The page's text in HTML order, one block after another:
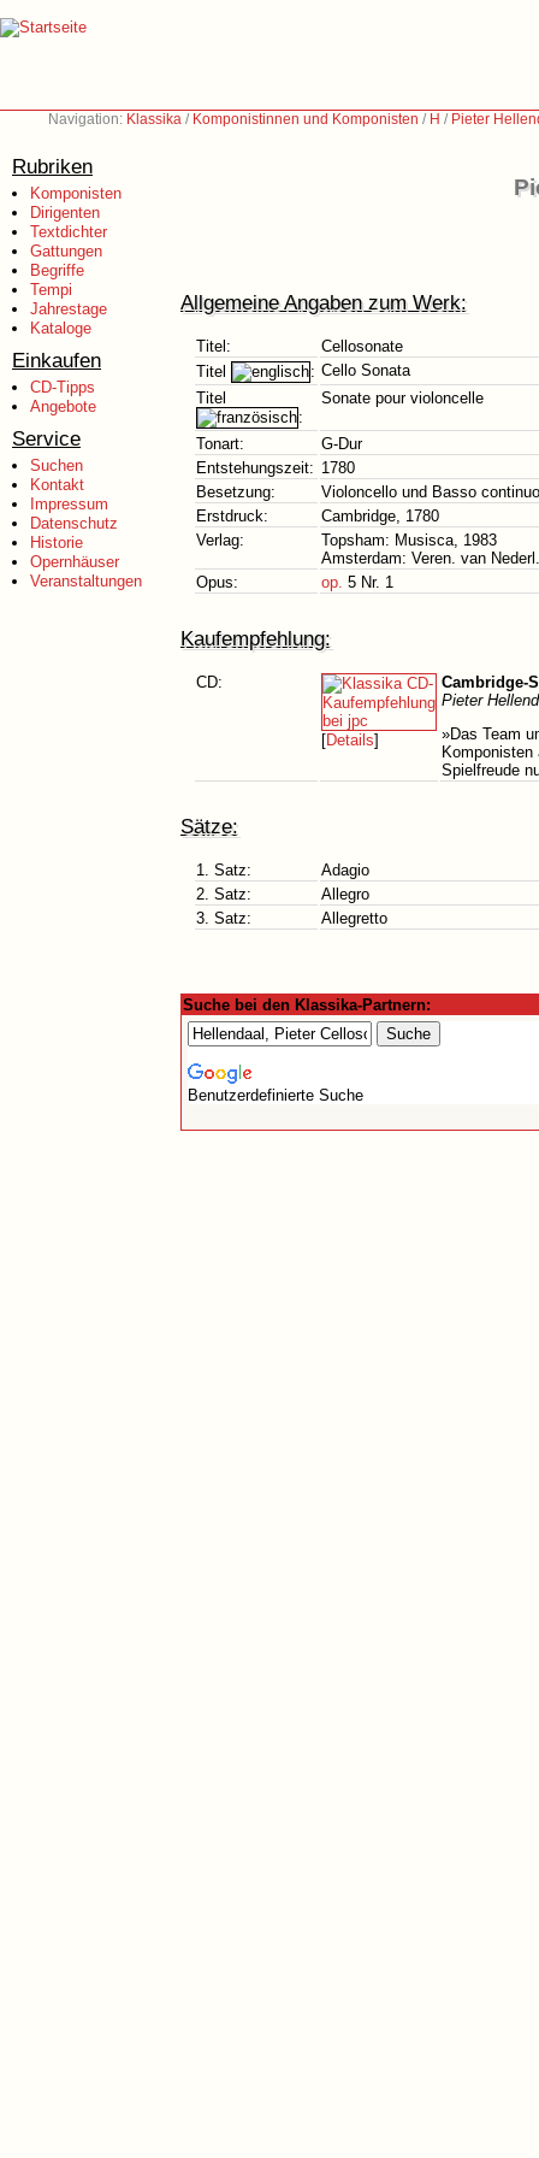
Navigation: Klassika / Komponistinnen und Komponisten / H / Pieter
Rubriken
Komponisten
Dirigenten
Textdichter
Gattungen
Begriffe
Tempi
Jahrestage
Kataloge
Einkaufen
CD-Tipps
Angebote
Service
Suchen
Kontakt
Impressum
Datenschutz
Historie
Opernhäuser
Veranstaltungen
Allgemeine Angaben zum Werk:
Titel:
Cellosonate
Titel
: Cello Sonata
Titel
:
Sonate pour violoncelle
Tonart:
G-Dur
Entstehungszeit: 1780
Besetzung:
Violoncello und Basso
Erstdruck:
Cambridge, 1780
Verlag:
Topsham: Musisca, 1983
Amsterdam: Veren. van
Opus:
op. 5 Nr. 1
Kaufempfehlung:
CD:
[Details]
Cambridge-
Pieter
»Das Team
Spielfreude
Sätze:
1. Satz:
Adagio
2. Satz:
Allegro
3. Satz:
Allegretto
Suche bei den Klassika-Partnern:
Benutzerdefinierte Suche